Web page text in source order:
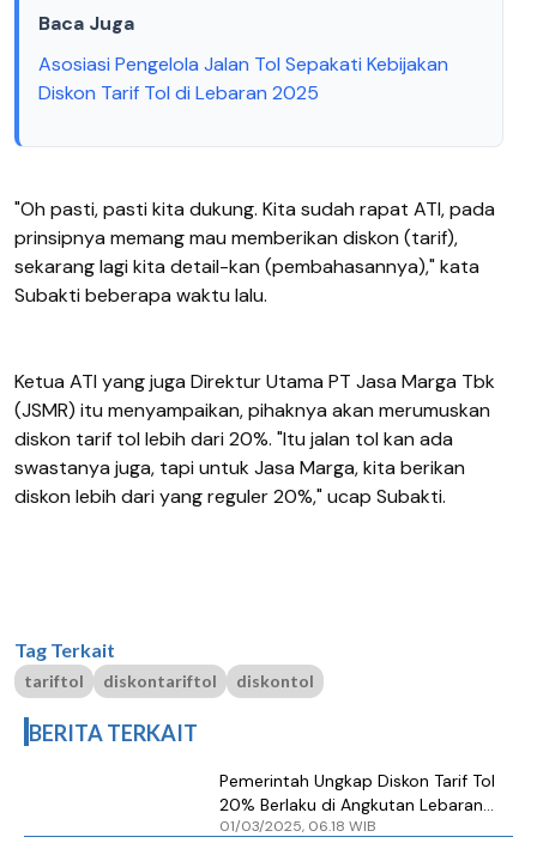
Baca Juga
Asosiasi Pengelola Jalan Tol Sepakati Kebijakan
Diskon Tarif Tol di Lebaran 2025
"Oh pasti, pasti kita dukung. Kita sudah rapat ATI, pada
prinsipnya memang mau memberikan diskon (tarif),
sekarang lagi kita detail-kan (pembahasannya)," kata
Subakti beberapa waktu lalu.
Ketua ATI yang juga Direktur Utama PT Jasa Marga Tbk
(JSMR) itu menyampaikan, pihaknya akan merumuskan
diskon tarif tol lebih dari 20%. "Itu jalan tol kan ada
swastanya juga, tapi untuk Jasa Marga, kita berikan
diskon lebih dari yang reguler 20%," ucap Subakti.
Tag Terkait
tariftol diskontariftol diskontol
BERITA TERKAIT
Pemerintah Ungkap Diskon Tarif Tol
20% Berlaku di Angkutan Lebaran
2025
01/03/2025, 06.18 WIB